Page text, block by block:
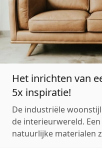
Het inrichten van
5x inspiratie!
De industriële
de interieurwereld.
natuurlijke materialen